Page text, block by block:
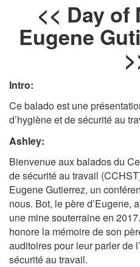
<< Day
Eugene
Intro:
Ce balado est une
d’hygiène et de sécurité au
Ashley:
Bienvenue aux balados du
de sécurité au travail
Eugene Gutierrez, un
nous. Bot, le père d’Eugene,
une mine souterraine en
honore la mémoire de son
auditoires pour leur parler de
sécurité au travail.